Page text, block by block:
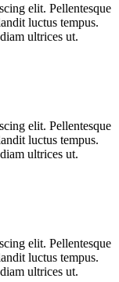
elit. Pellentesque
luctus tempus.
ultrices ut.
elit. Pellentesque
luctus tempus.
ultrices ut.
elit. Pellentesque
luctus tempus.
ultrices ut.